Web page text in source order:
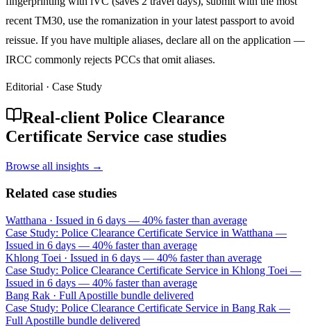
recent TM30, use the romanization in your latest passport to avoid
reissue. If you have multiple aliases, declare all on the application —
IRCC commonly rejects PCCs that omit aliases.
Editorial · Case Study
Real-client Police Clearance
Certificate Service case studies
Browse all insights →
Related case studies
Watthana · Issued in 6 days — 40% faster than average
Case Study: Police Clearance Certificate Service in Watthana —
Issued in 6 days — 40% faster than average
Khlong Toei · Issued in 6 days — 40% faster than average
Case Study: Police Clearance Certificate Service in Khlong Toei —
Issued in 6 days — 40% faster than average
Bang Rak · Full Apostille bundle delivered
Case Study: Police Clearance Certificate Service in Bang Rak —
Full Apostille bundle delivered